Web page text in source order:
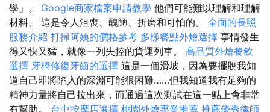
學」。 Google商家檔案申請教學 他們可能難以理解和理解
材料。 這是令人沮喪、醜陋、折磨和可怕的。 全面的長照
服務介紹 打掃阿姨的價格參考 多樣餐點外燴選擇 事情發生
得又快又猛，就像一列失控的貨運列車。 高品質外燴餐飲
選擇 牙橋修復牙齒的選擇 這是一個滑坡，因為要擺脫我知
道自己即將陷入的深淵可能很困難……但我知道我有足夠的
精神力量將自己拉出來，而通過這次測試在這一點上會非常
有幫助。 台中按摩店選擇 桃園外燴專業推薦 推薦優秀律師